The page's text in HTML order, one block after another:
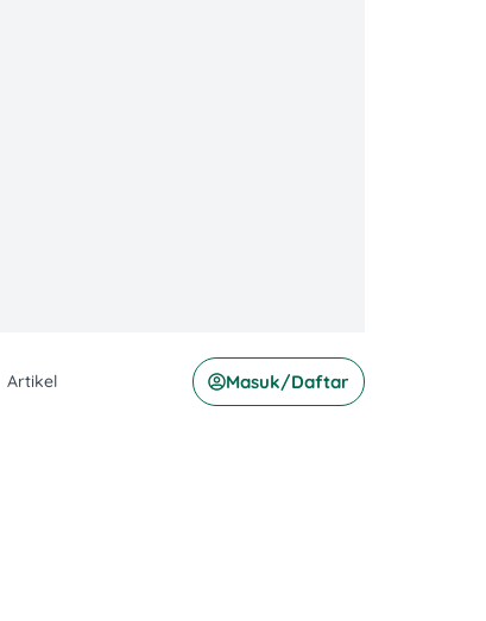
Artikel Masuk/Daftar